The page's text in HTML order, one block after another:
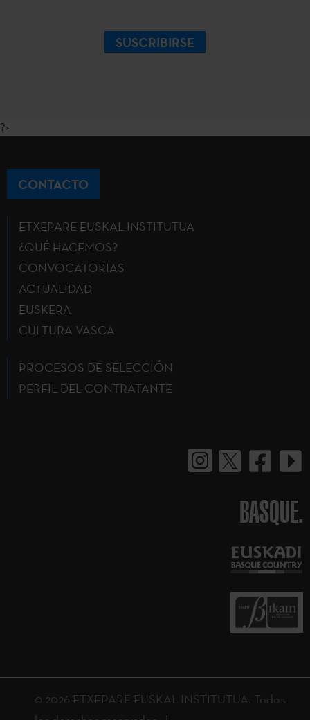
SUSCRIBIRSE
?>
CONTACTO
ETXEPARE EUSKAL INSTITUTUA
¿QUÉ HACEMOS?
CONVOCATORIAS
ACTUALIDAD
EUSKERA
CULTURA VASCA
PROCESOS DE SELECCIÓN
PERFIL DEL CONTRATANTE
BASQUE.
© 2026 ETXEPARE EUSKAL INSTITUTUA. Todos